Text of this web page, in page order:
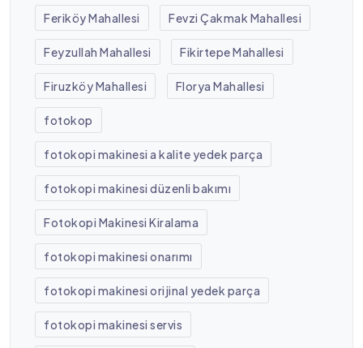
Feriköy Mahallesi Fevzi Çakmak Mahallesi
Feyzullah Mahallesi Fikirtepe Mahallesi
Firuzköy Mahallesi Florya Mahallesi
fotokop
fotokopi makinesi a kalite yedek parça
fotokopi makinesi düzenli bakımı
Fotokopi Makinesi Kiralama
fotokopi makinesi onarımı
fotokopi makinesi orijinal yedek parça
fotokopi makinesi servis